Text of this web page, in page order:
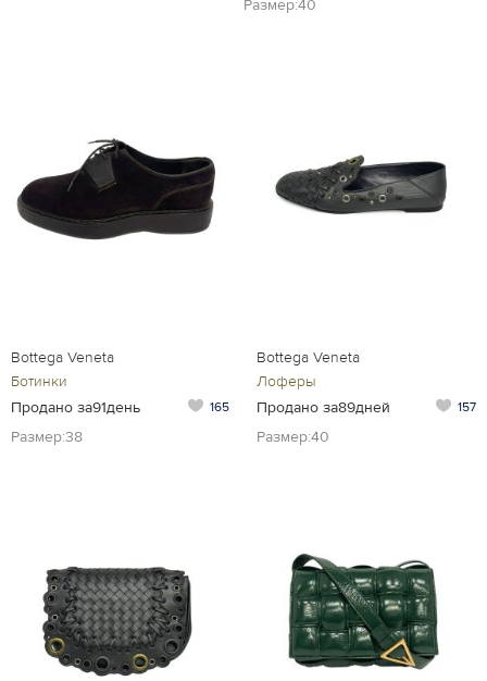
Размер:40
Bottega Veneta
Ботинки
Продано за91день
165
Размер:38
Bottega Veneta
Лоферы
Продано за89дней
157
Размер:40